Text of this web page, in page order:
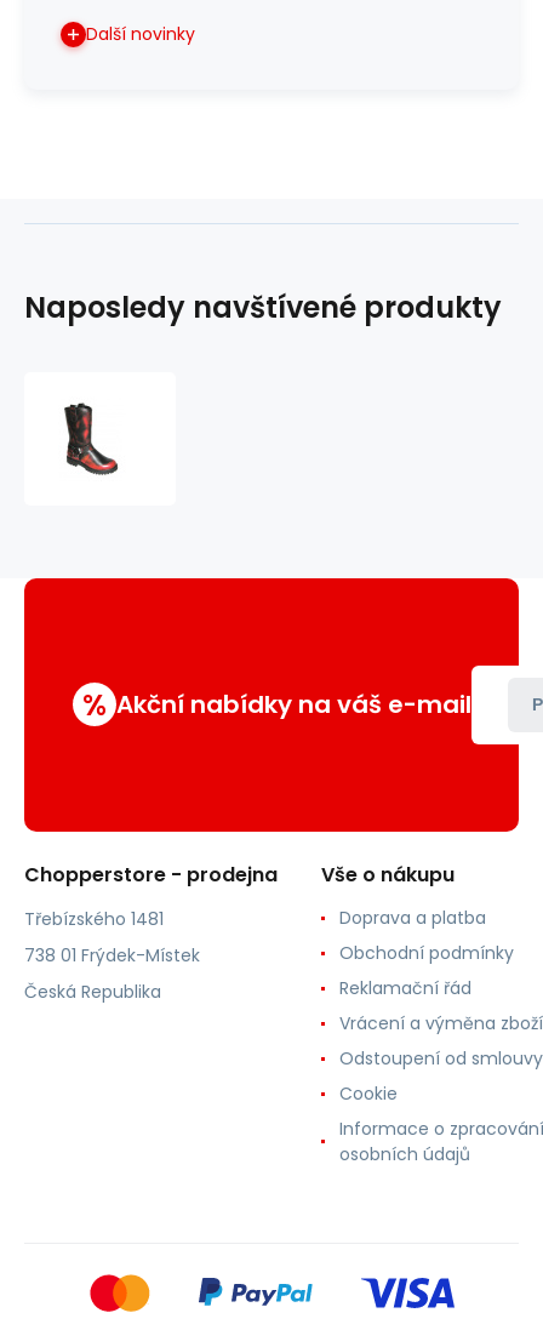
Další novinky
Naposledy navštívené produkty
% Akční nabídky na váš e-mail
Chopperstore - prodejna
Třebízského 1481
738 01 Frýdek-Místek
Česká Republika
Vše o nákupu
Doprava a platba
Obchodní podmínky
Reklamační řád
Vrácení a výměna zboží
Odstoupení od smlouvy
Cookie
Informace o zpracování
osobních údajů